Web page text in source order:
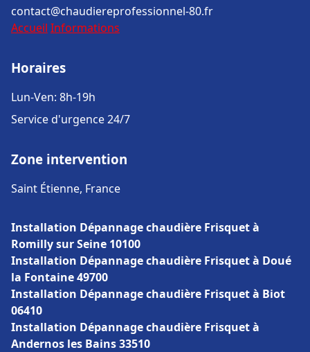
contact@chaudiereprofessionnel-80.fr
Accueil Informations
Horaires
Lun-Ven: 8h-19h
Service d'urgence 24/7
Zone intervention
Saint Étienne, France
Installation Dépannage chaudière Frisquet à
Romilly sur Seine 10100
Installation Dépannage chaudière Frisquet à Doué
la Fontaine 49700
Installation Dépannage chaudière Frisquet à Biot
06410
Installation Dépannage chaudière Frisquet à
Andernos les Bains 33510